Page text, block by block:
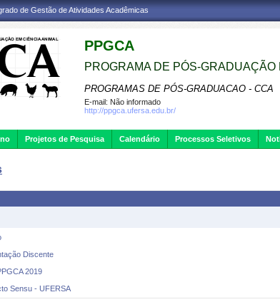
de Gestão de Atividades Acadêmicas
PPGCA
PROGRAMA DE PÓS-GRADUAÇÃO
PROGRAMAS DE PÓS-GRADUACAO - CCA
E-mail: Não informado
http://ppgca.ufersa.edu.br/
Projetos de Pesquisa Calendário Processos Seletivos
Discente
2019
Sensu - UFERSA